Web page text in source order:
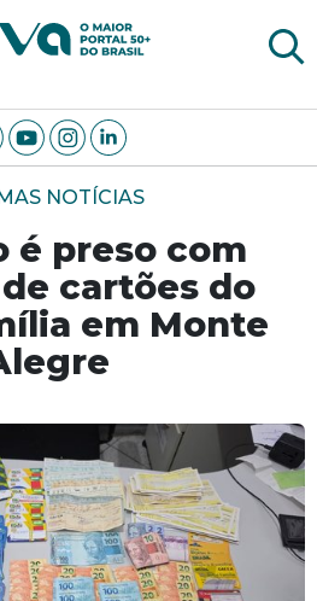
Viva Notícias
NOTÍCIAS
é preso com
cartões do
em Monte